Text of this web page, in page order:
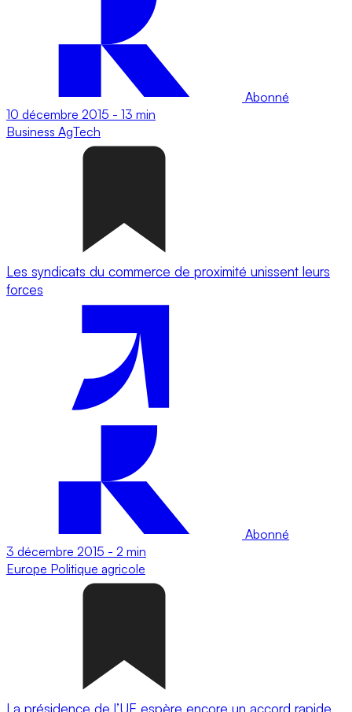
Abonné
10 décembre 2015 - 13 min
Business AgTech
Les syndicats du commerce de proximité unissent leurs
forces
Abonné
3 décembre 2015 - 2 min
Europe Politique agricole
La présidence de l’UE espère encore un accord rapide